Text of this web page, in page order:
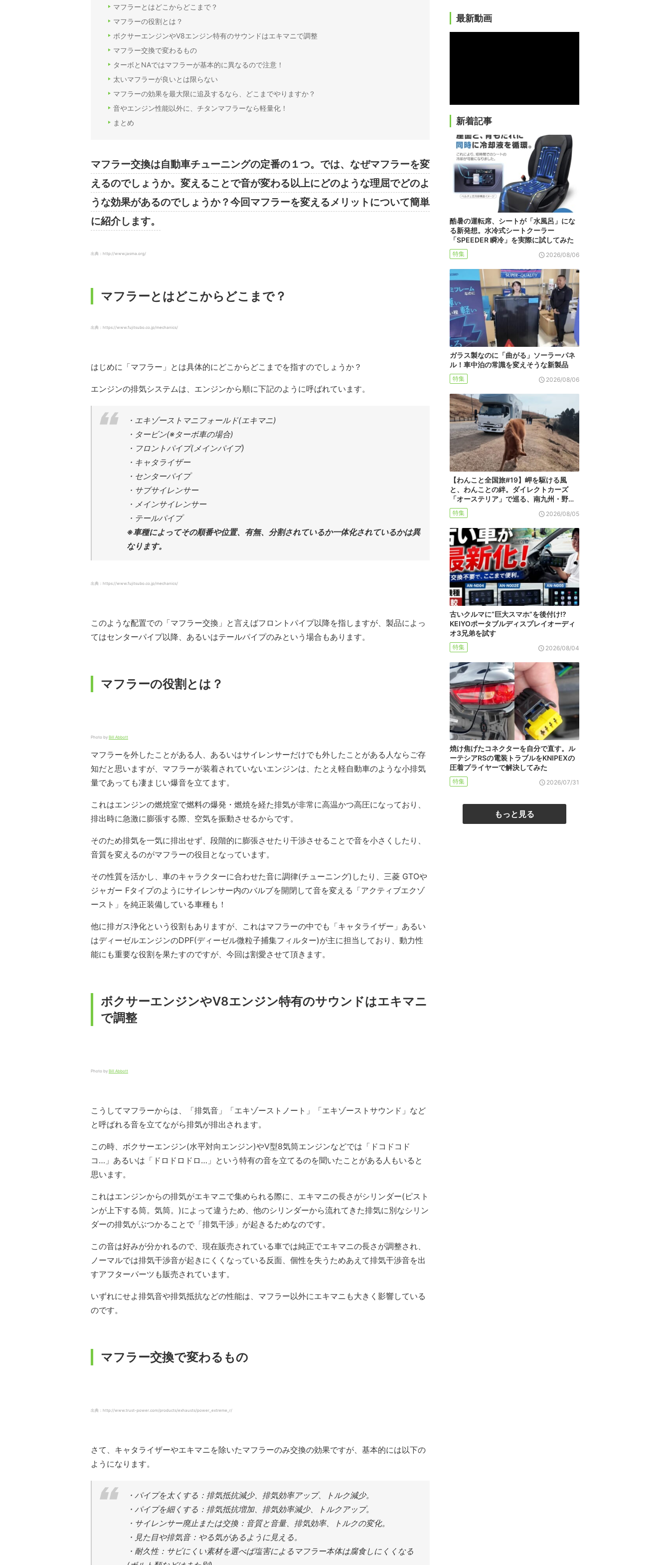
マフラーとはどこからどこまで？
マフラーの役割とは？
ボクサーエンジンやV8エンジン特有のサウンドはエキマニで調整
マフラー交換で変わるもの
ターボとNAではマフラーが基本的に異なるので注意！
太いマフラーが良いとは限らない
マフラーの効果を最大限に追及するなら、どこまでやりますか？
音やエンジン性能以外に、チタンマフラーなら軽量化！
まとめ
マフラー交換は自動車チューニングの定番の１つ。では、なぜマフラーを変
えるのでしょうか。変えることで音が変わる以上にどのような理屈でどのよ
うな効果があるのでしょうか？今回マフラーを変えるメリットについて簡単
に紹介します。
出典：http://www.jasma.org/
マフラーとはどこからどこまで？
出典：https://www.fujitsubo.co.jp/mechanics/
はじめに「マフラー」とは具体的にどこからどこまでを指すのでしょうか？
エンジンの排気システムは、エンジンから順に下記のように呼ばれています。
・エキゾーストマニフォールド(エキマニ)
・タービン(※ターボ車の場合)
・フロントパイプ(メインパイプ)
・キャタライザー
・センターパイプ
・サブサイレンサー
・メインサイレンサー
・テールパイプ
※車種によってその順番や位置、有無、分割されているか一体化されているかは異
なります。
出典：https://www.fujitsubo.co.jp/mechanics/
このような配置での「マフラー交換」と言えばフロントパイプ以降を指しますが、製品によっ
てはセンターパイプ以降、あるいはテールパイプのみという場合もあります。
マフラーの役割とは？
Photo by Bill Abbott
マフラーを外したことがある人、あるいはサイレンサーだけでも外したことがある人ならご存
知だと思いますが、マフラーが装着されていないエンジンは、たとえ軽自動車のような小排気
量であっても凄まじい爆音を立てます。
これはエンジンの燃焼室で燃料の爆発・燃焼を経た排気が非常に高温かつ高圧になっており、
排出時に急激に膨張する際、空気を振動させるからです。
そのため排気を一気に排出せず、段階的に膨張させたり干渉させることで音を小さくしたり、
音質を変えるのがマフラーの役目となっています。
その性質を活かし、車のキャラクターに合わせた音に調律(チューニング)したり、三菱 GTOや
ジャガー Fタイプのようにサイレンサー内のバルブを開閉して音を変える「アクティブエクゾ
ースト」を純正装備している車種も！
他に排ガス浄化という役割もありますが、これはマフラーの中でも「キャタライザー」あるい
はディーゼルエンジンのDPF(ディーゼル微粒子捕集フィルター)が主に担当しており、動力性
能にも重要な役割を果たすのですが、今回は割愛させて頂きます。
ボクサーエンジンやV8エンジン特有のサウンドはエキマニ
で調整
Photo by Bill Abbott
こうしてマフラーからは、「排気音」「エキゾーストノート」「エキゾーストサウンド」など
と呼ばれる音を立てながら排気が排出されます。
この時、ボクサーエンジン(水平対向エンジン)やV型8気筒エンジンなどでは「ドコドコド
コ…」あるいは「ドロドロドロ…」という特有の音を立てるのを聞いたことがある人もいると
思います。
これはエンジンからの排気がエキマニで集められる際に、エキマニの長さがシリンダー(ピスト
ンが上下する筒。気筒。)によって違うため、他のシリンダーから流れてきた排気に別なシリン
ダーの排気がぶつかることで「排気干渉」が起きるためなのです。
この音は好みが分かれるので、現在販売されている車では純正でエキマニの長さが調整され、
ノーマルでは排気干渉音が起きにくくなっている反面、個性を失うためあえて排気干渉音を出
すアフターパーツも販売されています。
いずれにせよ排気音や排気抵抗などの性能は、マフラー以外にエキマニも大きく影響している
のです。
マフラー交換で変わるもの
出典：http://www.trust-power.com/products/exhausts/power_extreme_r/
さて、キャタライザーやエキマニを除いたマフラーのみ交換の効果ですが、基本的には以下の
ようになります。
・パイプを太くする：排気抵抗減少、排気効率アップ、トルク減少。
・パイプを細くする：排気抵抗増加、排気効率減少、トルクアップ。
・サイレンサー廃止または交換：音質と音量、排気効率、トルクの変化。
・見た目や排気音：やる気があるように見える。
・耐久性：サビにくい素材を選べば塩害によるマフラー本体は腐食しにくくなる
最新動画
新着記事
酷暑の運転席、シートが「水風呂」にな
る新発想。水冷式シートクーラー
「SPEEDER 瞬冷」を実際に試してみた
特集 2026/08/06
ガラス製なのに「曲がる」ソーラーパネ
ル！車中泊の常識を変えそうな新製品
特集 2026/08/06
【わんこと全国旅#19】岬を駆ける風
と、わんことの絆。ダイレクトカーズ
「オーステリア」で巡る、南九州・野…
特集 2026/08/05
古いクルマに“巨大スマホ”を後付け!?
KEIYOポータブルディスプレイオーディ
オ3兄弟を試す
特集 2026/08/04
焼け焦げたコネクターを自分で直す。ル
ーテシアRSの電装トラブルをKNIPEXの
圧着プライヤーで解決してみた
特集 2026/07/31
もっと見る